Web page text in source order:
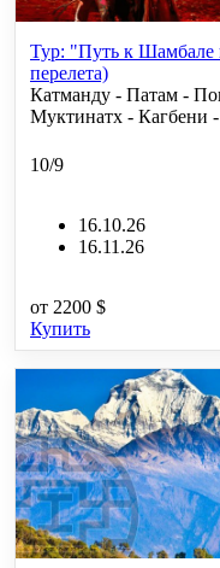
Тур: "Путь к Шамбале
перелета)
Катманду - Патам -
Муктинатх - Кагбени
10/9
16.10.26
16.11.26
от 2200 $
Купить